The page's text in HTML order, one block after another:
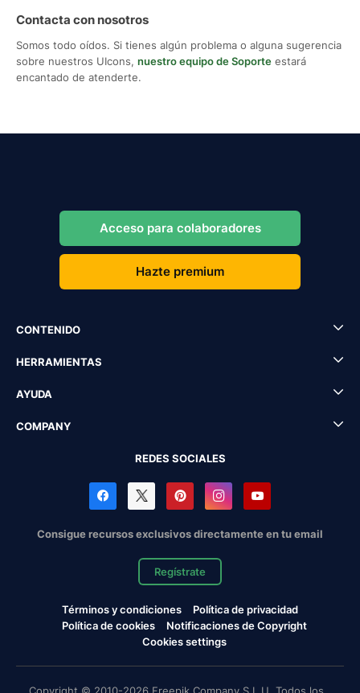
Contacta con nosotros
Somos todo oídos. Si tienes algún problema o alguna sugerencia
sobre nuestros UIcons, nuestro equipo de Soporte estará
encantado de atenderte.
Acceso para colaboradores
Hazte premium
CONTENIDO
HERRAMIENTAS
AYUDA
COMPANY
REDES SOCIALES
Consigue recursos exclusivos directamente en tu email
Regístrate
Términos y condiciones
Política de privacidad
Política de cookies
Notificaciones de Copyright
Cookies settings